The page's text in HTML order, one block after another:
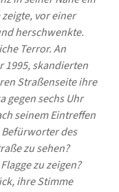
vor einer
herschwenkte.
Terror. An
1995, skandierten
Straßenseite ihre
gegen sechs Uhr
seinem Eintreffen
Befürworter des
zu sehen?
zu zeigen?
ihre Stimme